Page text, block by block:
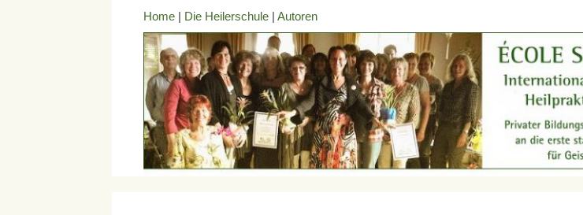
Home | Die Heilerschule | Autoren